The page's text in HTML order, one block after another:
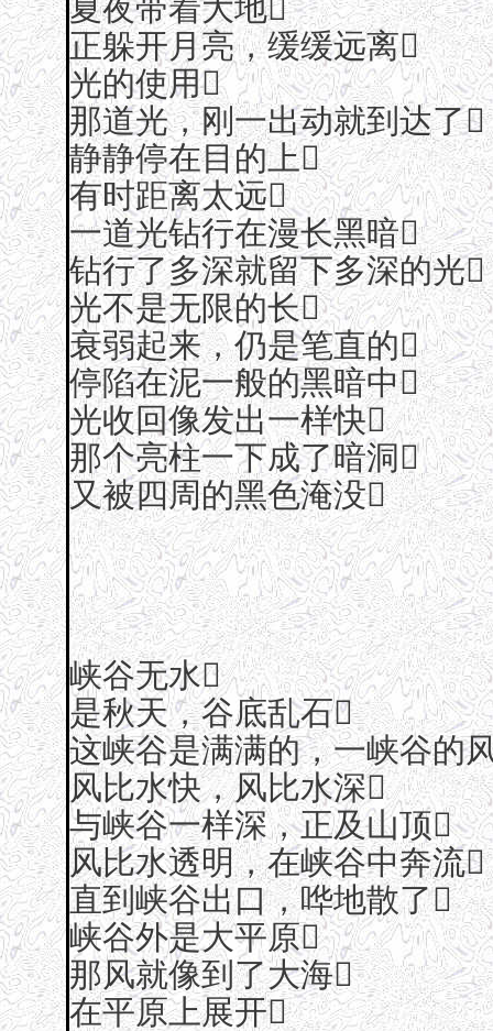
夏夜带着大地
正躲开月亮，缓缓远离
光的使用
那道光，刚一出动就到达了
静静停在目的上
有时距离太远
一道光钻行在漫长黑暗
钻行了多深就留下多深的光
光不是无限的长
衰弱起来，仍是笔直的
停陷在泥一般的黑暗中
光收回像发出一样快
那个亮柱一下成了暗洞
又被四周的黑色淹没
峡谷无水
是秋天，谷底乱石
这峡谷是满满的，一峡谷的
风比水快，风比水深
与峡谷一样深，正及山顶
风比水透明，在峡谷中奔流
直到峡谷出口，哗地散了
峡谷外是大平原
那风就像到了大海
在平原上展开